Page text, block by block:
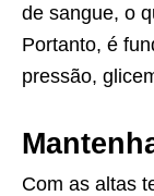
de sangue, o
Portanto, é
pressão,
Com as altas